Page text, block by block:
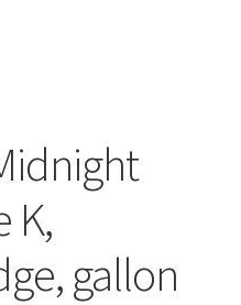
K,
gallon